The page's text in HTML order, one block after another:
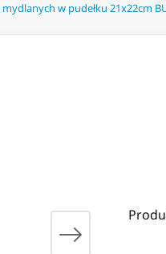
w pudełku 21х22cm